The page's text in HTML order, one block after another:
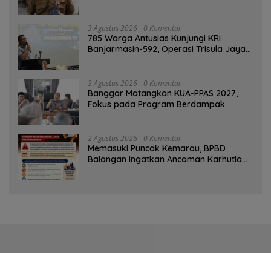
3 Agustus 2026 0 Komentar
785 Warga Antusias Kunjungi KRI
Banjarmasin-592, Operasi Trisula Jaya
3 Agustus 2026 0 Komentar
‎Banggar Matangkan KUA-PPAS 2027,
Fokus pada Program Berdampak
2 Agustus 2026 0 Komentar
Memasuki Puncak Kemarau, BPBD
Balangan Ingatkan Ancaman Karhutla